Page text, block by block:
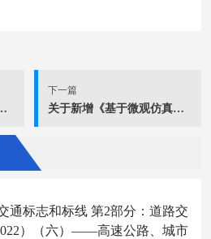
主要起草单位的2项团体标准编写单位的公示
下一篇
关于新增《基于微观仿真技术的城市交叉口交通组织评价指南》团体标准编写单位的公示
通标志和标线 第2部分：道路交
）（六）——高速公路、城市